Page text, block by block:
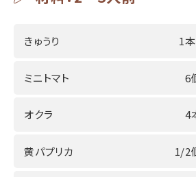
きゅうり 1本
ミニトマト 6
オクラ 4
黄パプリカ 1/2